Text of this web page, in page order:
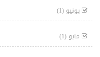
يونيو (1)
مايو (1)